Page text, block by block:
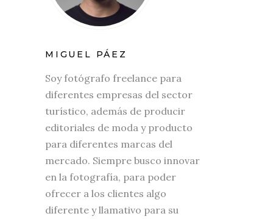
MIGUEL PÁEZ
Soy fotógrafo freelance para
diferentes empresas del sector
turístico, además de producir
editoriales de moda y producto
para diferentes marcas del
mercado. Siempre busco innovar
en la fotografía, para poder
ofrecer a los clientes algo
diferente y llamativo para su